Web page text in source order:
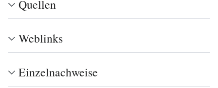
Quellen
Weblinks
Einzelnachweise